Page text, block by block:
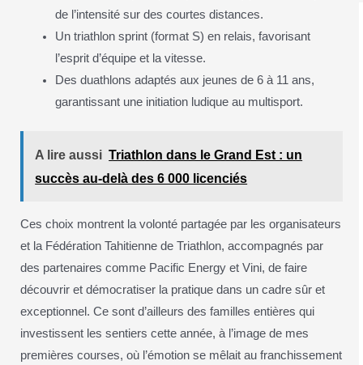
de l’intensité sur des courtes distances.
Un triathlon sprint (format S) en relais, favorisant
l’esprit d’équipe et la vitesse.
Des duathlons adaptés aux jeunes de 6 à 11 ans,
garantissant une initiation ludique au multisport.
A lire aussi Triathlon dans le Grand Est : un
succès au-delà des 6 000 licenciés
Ces choix montrent la volonté partagée par les organisateurs
et la Fédération Tahitienne de Triathlon, accompagnés par
des partenaires comme Pacific Energy et Vini, de faire
découvrir et démocratiser la pratique dans un cadre sûr et
exceptionnel. Ce sont d’ailleurs des familles entières qui
investissent les sentiers cette année, à l’image de mes
premières courses, où l’émotion se mêlait au franchissement